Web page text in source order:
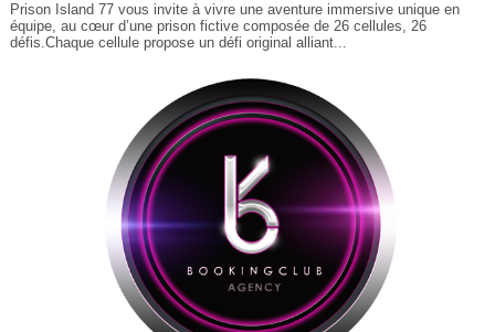
Prison Island 77 vous invite à vivre une aventure immersive unique en
équipe, au cœur d’une prison fictive composée de 26 cellules, 26
défis.Chaque cellule propose un défi original alliant...